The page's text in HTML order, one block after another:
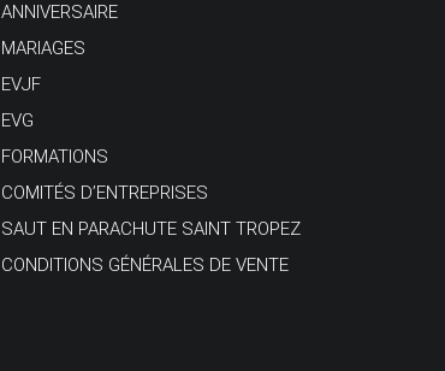
ANNIVERSAIRE
MARIAGES
EVJF
EVG
FORMATIONS
COMITÉS D’ENTREPRISES
SAUT EN PARACHUTE SAINT TROPEZ
CONDITIONS GÉNÉRALES DE VENTE